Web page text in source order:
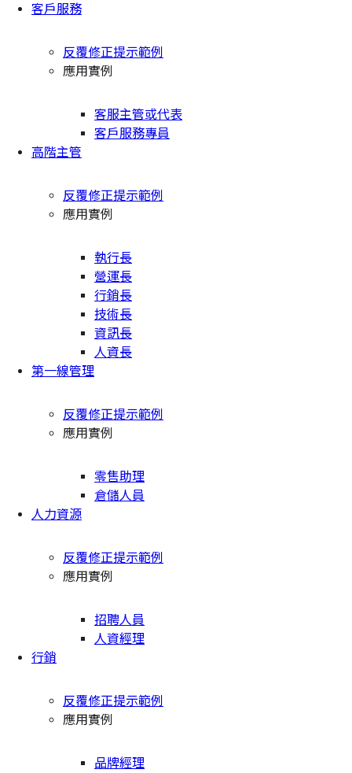
客戶服務
反覆修正提示範例
應用實例
客服主管或代表
客戶服務專員
高階主管
反覆修正提示範例
應用實例
執行長
營運長
行銷長
技術長
資訊長
人資長
第一線管理
反覆修正提示範例
應用實例
零售助理
倉儲人員
人力資源
反覆修正提示範例
應用實例
招聘人員
人資經理
行銷
反覆修正提示範例
應用實例
品牌經理